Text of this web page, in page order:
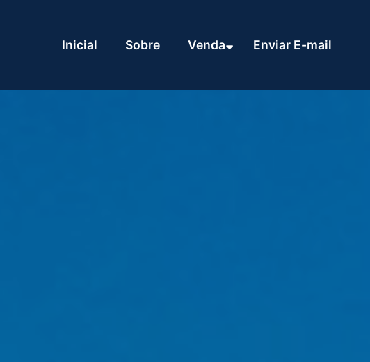
Inicial Sobre Venda Enviar E-mail